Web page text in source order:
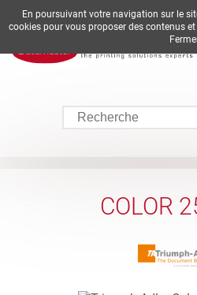
COLOR
En poursuivant votre navigation sur le
cookies pour vous proposer des contenus